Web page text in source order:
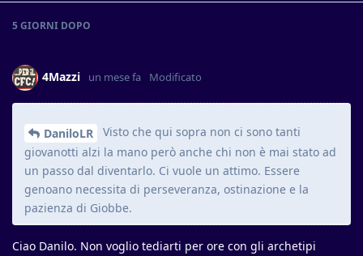
5 GIORNI DOPO
4Mazzi un mese fa Modificato
DaniloLR
Visto che qui sopra non ci sono tanti
giovanotti alzi la mano però anche chi non è mai stato ad
un passo dal diventarlo. Ci vuole un attimo. Essere
genoano necessita di perseveranza, ostinazione e la
pazienza di Giobbe.
Ciao Danilo. Non voglio tediarti per ore con gli archetipi